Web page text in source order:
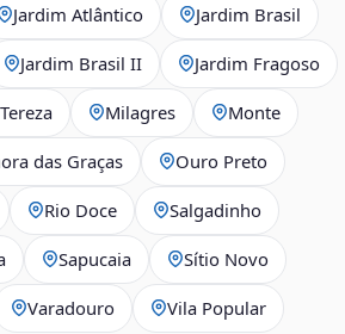
Jardim Atlântico Jardim Brasil
Jardim Brasil II Jardim Fragoso
Milagres Monte
das Graças Ouro Preto
Rio Doce Salgadinho
Sapucaia Sítio Novo
Varadouro Vila Popular